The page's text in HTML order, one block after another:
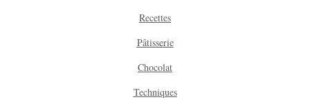
Recettes
Pâtisserie
Chocolat
Techniques